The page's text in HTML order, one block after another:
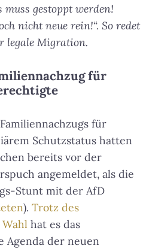
muss gestoppt werden!
nicht neue rein!“. So redet
legale Migration.
für
für
Schutzstatus hatten
bereits vor der
angemeldet, als die
Stunt mit der AfD
). Trotz des
hat es das
Agenda der neuen